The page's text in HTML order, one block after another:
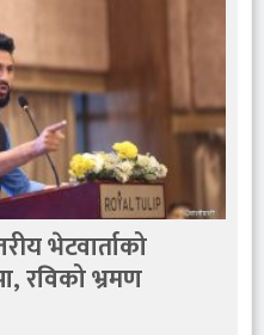
भेटवार्ताको
रविको भ्रमण